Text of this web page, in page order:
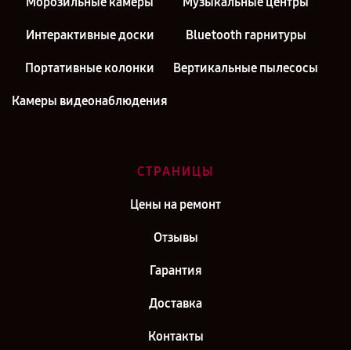
Интерактивные доски Bluetooth гарнитуры
Портативные колонки Вертикальные пылесосы
Камеры видеонаблюдения
СТРАНИЦЫ
Цены на ремонт
Отзывы
Гарантия
Доставка
Контакты